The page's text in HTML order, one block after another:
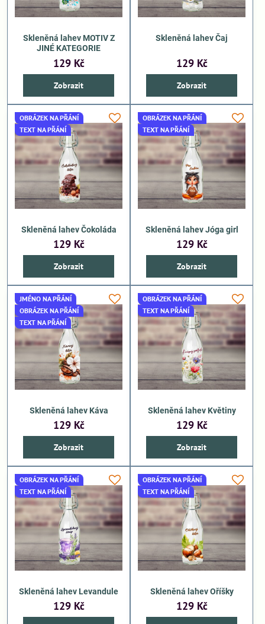
Skleněná lahev MOTIV Z
JINÉ KATEGORIE
129 Kč
Zobrazit
Skleněná lahev Čaj
129 Kč
Zobrazit
OBRÁZEK NA PŘÁNÍ
TEXT NA PŘÁNÍ
Skleněná lahev Čokoláda
129 Kč
Zobrazit
OBRÁZEK NA PŘÁNÍ
TEXT NA PŘÁNÍ
Skleněná lahev Jóga girl
129 Kč
Zobrazit
JMÉNO NA PŘÁNÍ
OBRÁZEK NA PŘÁNÍ
TEXT NA PŘÁNÍ
Skleněná lahev Káva
129 Kč
Zobrazit
OBRÁZEK NA PŘÁNÍ
TEXT NA PŘÁNÍ
Skleněná lahev Květiny
129 Kč
Zobrazit
OBRÁZEK NA PŘÁNÍ
TEXT NA PŘÁNÍ
Skleněná lahev Levandule
129 Kč
OBRÁZEK NA PŘÁNÍ
TEXT NA PŘÁNÍ
Skleněná lahev Oříšky
129 Kč